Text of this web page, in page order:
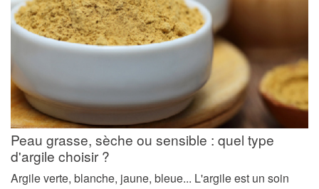
Peau grasse, sèche ou sensible : quel type
d'argile choisir ?
Argile verte, blanche, jaune, bleue... L'argile est un soin